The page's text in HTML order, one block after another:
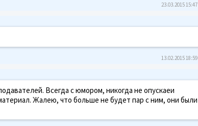
23.03.2015 15:47
13.02.2015 18:59
Всегда с юмором, никогда не опускаеи
Жалею, что больше не будет пар с ним, они были